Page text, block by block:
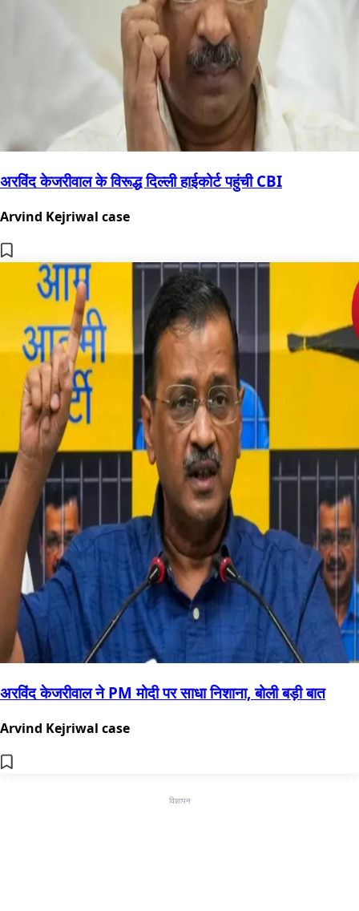
अरविंद केजरीवाल के विरूद्ध दिल्ली हाईकोर्ट पहुंची CBI
Arvind Kejriwal case
अरविंद केजरीवाल ने PM मोदी पर साधा निशाना, बोली बड़ी बात
Arvind Kejriwal case
विज्ञापन